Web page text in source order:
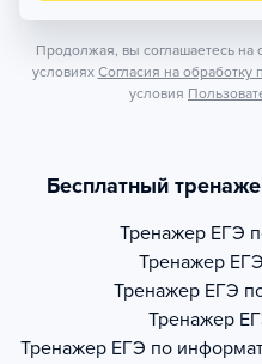
Продолжая, вы соглашаетесь на
условиях Согласия на
условия
Бесплатный
Тренажер ЕГЭ
Тренажер
Тренажер ЕГЭ
Тренажер
Тренажер ЕГЭ по